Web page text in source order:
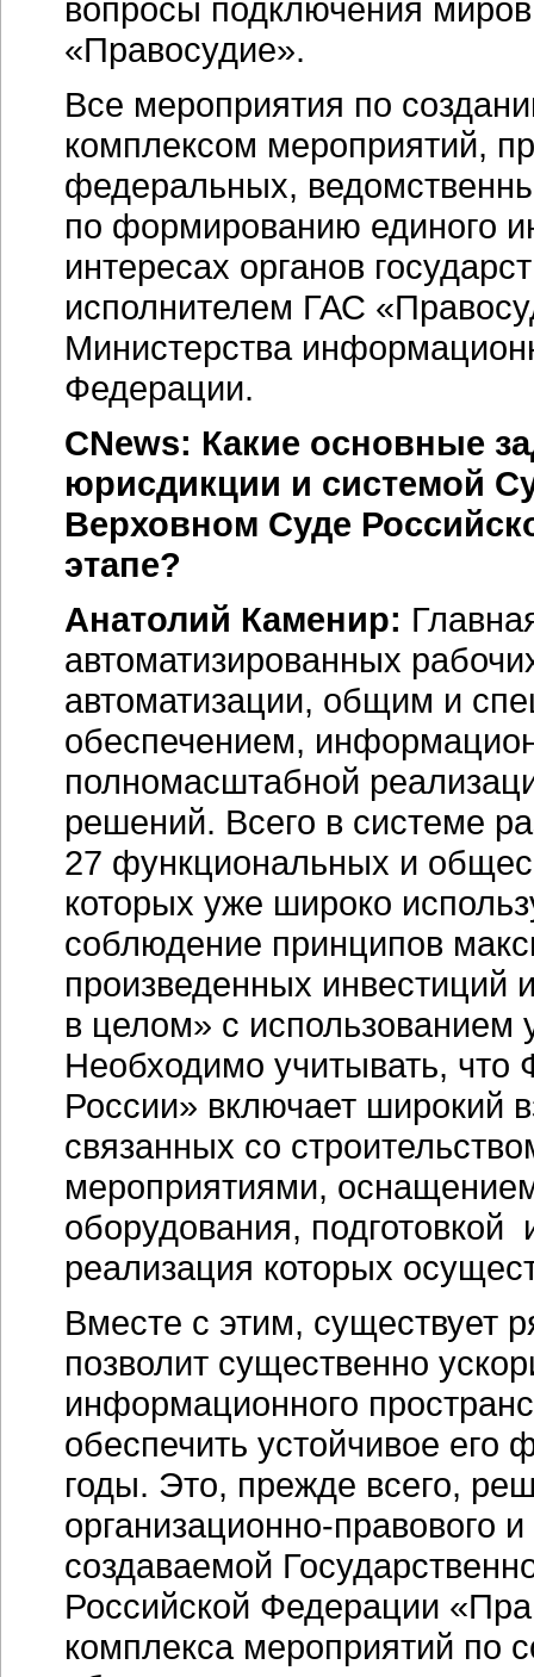
вопросы подключения
«Правосудие».
Все мероприятия по
комплексом мероприятий,
федеральных,
по формированию единого
интересах органов
исполнителем ГАС
Министерства
Федерации.
CNews: Какие основные
юрисдикции и системой
Верховном Суде
этапе?
Анатолий Каменир:
автоматизированных
автоматизации, общим и
обеспечением,
полномасштабной
решений. Всего в системе
27 функциональных и
которых уже широко
соблюдение принципов
произведенных инвестиций
в целом» с использованием
Необходимо учитывать,
России» включает широкий
связанных со
мероприятиями,
оборудования, подготовкой
реализация которых
Вместе с этим, существует
позволит существенно
информационного
обеспечить устойчивое
годы. Это, прежде всего,
организационно-правового и
создаваемой
Российской Федерации
комплекса мероприятий по